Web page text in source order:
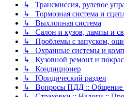
↳ Трансмиссия, рулевое
↳ Тормозная система и
↳ Выхлопная система
↳ Салон и кузов, лампы и
↳ Проблемы с запуском,
↳ Охранные системы и
↳ Кузовной ремонт и
↳ Кондиционер
↳ Юридический раздел
↳ Вопросы ПДД ::